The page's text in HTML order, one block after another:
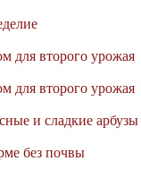
для второго урожая
для второго урожая
и сладкие арбузы
без почвы